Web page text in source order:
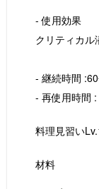
- 使用効果
クリティカル
- 継続時間
- 再使用時間
料理見習い
材料